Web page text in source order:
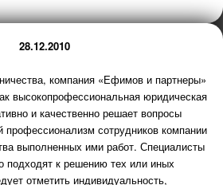
28.12.2010
компания «Ефимов и партнеры»
высокопрофессиональная юридическая
и качественно решает вопросы
профессионализм сотрудников компании
выполненных ими работ. Специалисты
подходят к решению тех или иных
отметить индивидуальность,